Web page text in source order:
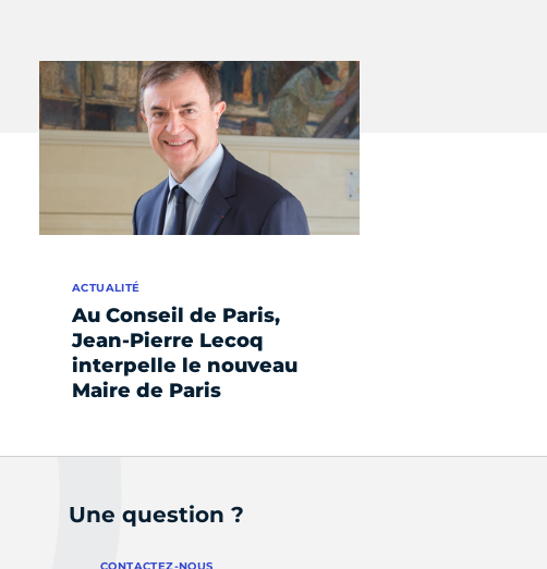
Au Conseil de Paris,
Jean-Pierre Lecoq
interpelle le nouveau
Maire de Paris
ACTUALITÉ
Une question ?
CONTACTEZ-NOUS